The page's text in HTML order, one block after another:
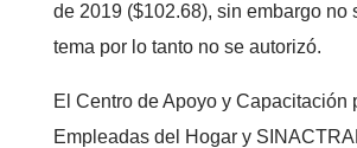
de 2019 ($102.68), sin embargo no
tema por lo tanto no se autorizó.
El Centro de Apoyo y Capacitación
Empleadas del Hogar y